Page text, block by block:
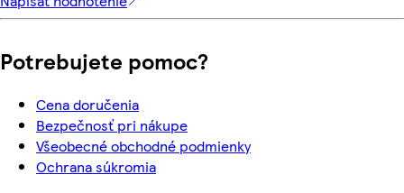
Potrebujete pomoc?
Cena doručenia
Bezpečnosť pri nákupe
Všeobecné obchodné podmienky
Ochrana súkromia